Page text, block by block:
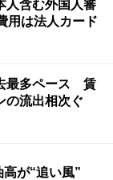
含む外国人審
は法人カード
最多ペース 賃
の流出相次ぐ
が“追い風”